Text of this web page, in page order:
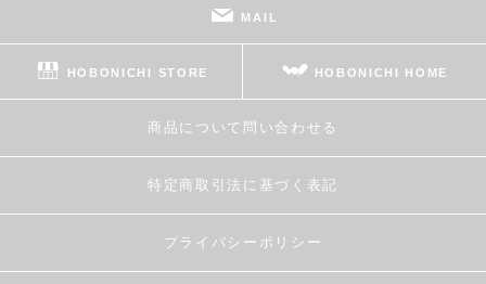
MAIL
HOBONICHI STORE HOBONICHI HOME
商品について問い合わせる
特定商取引法に基づく表記
プライバシーポリシー